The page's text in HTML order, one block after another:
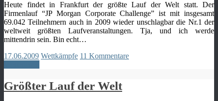
Heute findet in Frankfurt der größte Lauf der Welt statt. Der
Firmenlauf “JP Morgan Corporate Challenge” ist mit insgesamt
69.042 Teilnehmern auch in 2009 wieder unschlagbar die Nr.1 der
weltweit größten Laufveranstaltungen. Tja, und ich werde
mittendrin sein. Bin echt…
17.06.2009 Wettkämpfe 11 Kommentare
Größter Lauf der Welt